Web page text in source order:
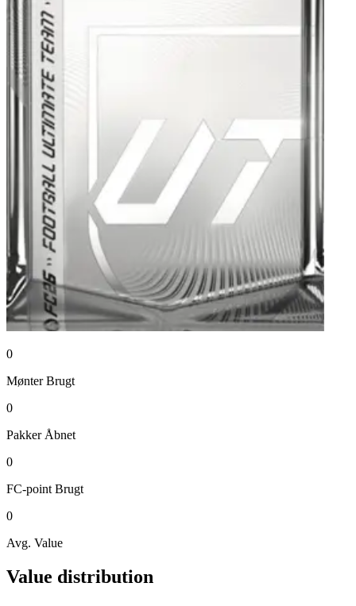
0
Mønter Brugt
0
Pakker Åbnet
0
FC-point Brugt
0
Avg. Value
Value distribution